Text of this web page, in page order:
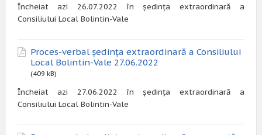
Încheiat azi 26.07.2022 în ședința extraordinară a
Consiliului Local Bolintin-Vale
Proces-verbal ședința extraordinară a Consiliului
Local Bolintin-Vale 27.06.2022
(409 kB)
Încheiat azi 27.06.2022 în ședința extraordinară a
Consiliului Local Bolintin-Vale